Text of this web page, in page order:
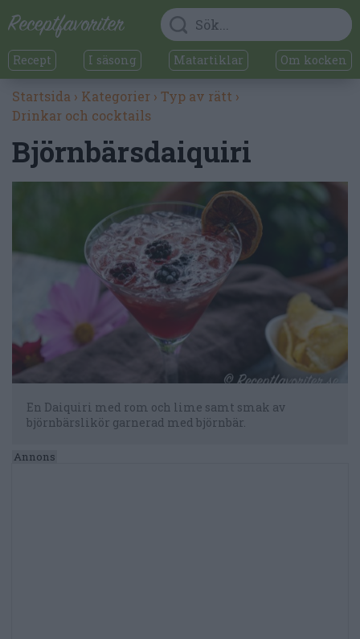
Recept I säsong Matartiklar Om kocken
Startsida › Kategorier › Typ av rätt ›
Drinkar och cocktails
Björnbärsdaiquiri
En Daiquiri med rom och lime samt smak av
björnbärslikör garnerad med björnbär.